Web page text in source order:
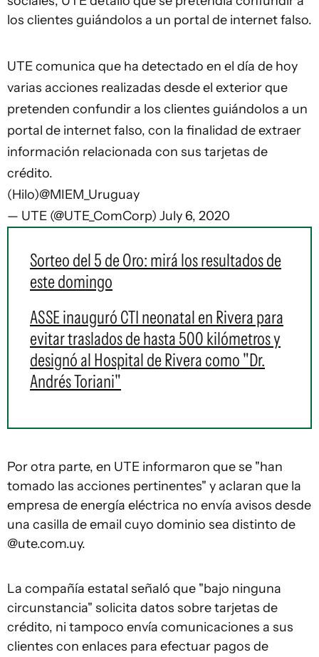
los clientes guiándolos a un portal de internet falso.
UTE comunica que ha detectado en el día de hoy
varias acciones realizadas desde el exterior que
pretenden confundir a los clientes guiándolos a un
portal de internet falso, con la finalidad de extraer
información relacionada con sus tarjetas de
crédito.
(Hilo)@MIEM_Uruguay
— UTE (@UTE_ComCorp) July 6, 2020
Sorteo del 5 de Oro: mirá los resultados de
este domingo
ASSE inauguró CTI neonatal en Rivera para
evitar traslados de hasta 500 kilómetros y
designó al Hospital de Rivera como "Dr.
Andrés Toriani"
Por otra parte, en UTE informaron que se "han
tomado las acciones pertinentes" y aclaran que la
empresa de energía eléctrica no envía avisos desde
una casilla de email cuyo dominio sea distinto de
@ute.com.uy.
La compañía estatal señaló que "bajo ninguna
circunstancia" solicita datos sobre tarjetas de
crédito, ni tampoco envía comunicaciones a sus
clientes con enlaces para efectuar pagos de